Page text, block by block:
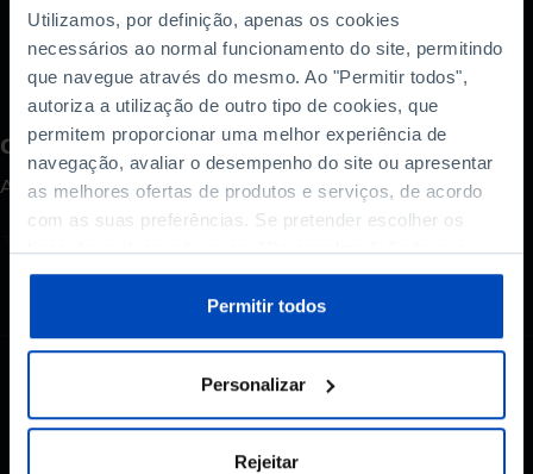
Utilizamos, por definição, apenas os cookies
necessários ao normal funcionamento do site, permitindo
que navegue através do mesmo. Ao "Permitir todos",
autoriza a utilização de outro tipo de cookies, que
permitem proporcionar uma melhor experiência de
navegação, avaliar o desempenho do site ou apresentar
as melhores ofertas de produtos e serviços, de acordo
com as suas preferências. Se pretender escolher os
tipos de cookies, clique em "Personalizar". Saiba mais
sobre cookies através da gestão de preferências ou da
Política de Cookies.
Permitir todos
Personalizar
Rejeitar
de Outubro).
Como avalia este conteúdo?
A sua opinião é importante.